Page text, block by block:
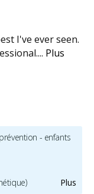
I've ever seen.
... Plus
Plus
- enfants